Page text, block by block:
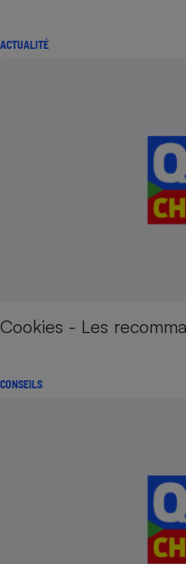
ACTUALITÉ
Cookies - Les
CONSEILS